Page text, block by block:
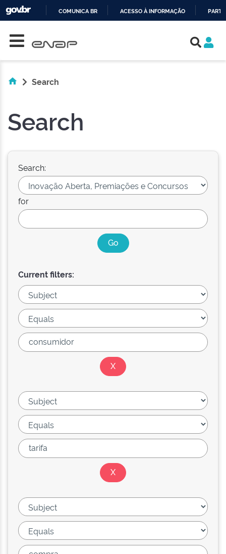
COMUNICA BR ACESSO À INFORMAÇÃO
Search
Search
Search:
for
Current filters: